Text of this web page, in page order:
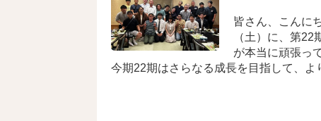
皆さん、こんに
（土）に、第
が本当に頑張っ
今期22期はさらなる成長を目指して、